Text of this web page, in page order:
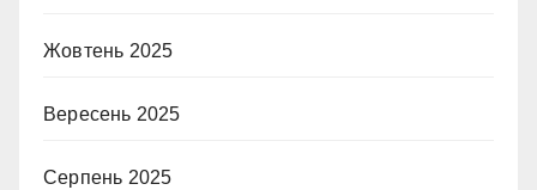
Жовтень 2025
Вересень 2025
Серпень 2025